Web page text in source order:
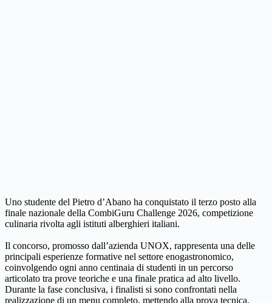
Uno studente del Pietro d’Abano ha conquistato il terzo posto alla
finale nazionale della CombiGuru Challenge 2026, competizione
culinaria rivolta agli istituti alberghieri italiani.
Il concorso, promosso dall’azienda UNOX, rappresenta una delle
principali esperienze formative nel settore enogastronomico,
coinvolgendo ogni anno centinaia di studenti in un percorso
articolato tra prove teoriche e una finale pratica ad alto livello.
Durante la fase conclusiva, i finalisti si sono confrontati nella
realizzazione di un menu completo, mettendo alla prova tecnica,